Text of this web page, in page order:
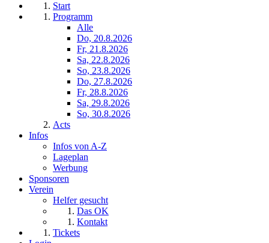
Start
Programm
Alle
Do, 20.8.2026
Fr, 21.8.2026
Sa, 22.8.2026
So, 23.8.2026
Do, 27.8.2026
Fr, 28.8.2026
Sa, 29.8.2026
So, 30.8.2026
Acts
Infos
Infos von A-Z
Lageplan
Werbung
Sponsoren
Verein
Helfer gesucht
Das OK
Kontakt
Tickets